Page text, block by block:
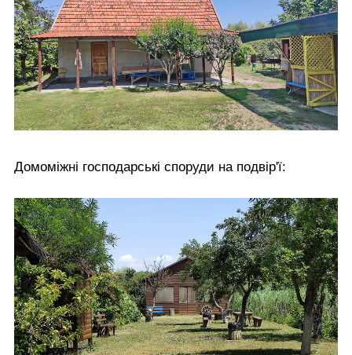
Домоміжні господарські споруди на подвір'ї: